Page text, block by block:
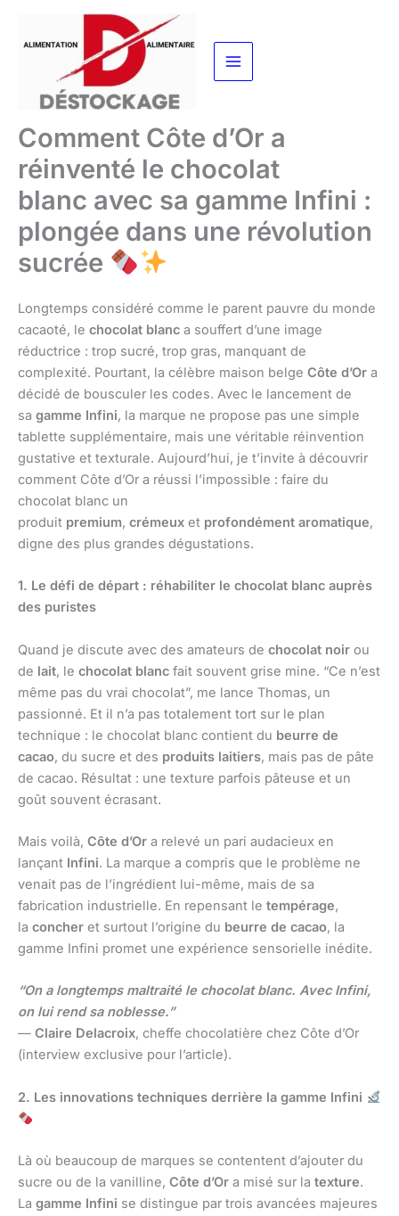
contenu
Comment Côte d’Or a
réinventé le chocolat
blanc avec sa gamme Infini :
plongée dans une révolution
sucrée
Longtemps considéré comme le parent pauvre du monde
cacaoté, le chocolat blanc a souffert d’une image
réductrice : trop sucré, trop gras, manquant de
complexité. Pourtant, la célèbre maison belge Côte d’Or a
décidé de bousculer les codes. Avec le lancement de
sa gamme Infini, la marque ne propose pas une simple
tablette supplémentaire, mais une véritable réinvention
gustative et texturale. Aujourd’hui, je t’invite à découvrir
comment Côte d’Or a réussi l’impossible : faire du
chocolat blanc un
produit premium, crémeux et profondément aromatique,
digne des plus grandes dégustations.
1. Le défi de départ : réhabiliter le chocolat blanc auprès
des puristes
Quand je discute avec des amateurs de chocolat noir ou
de lait, le chocolat blanc fait souvent grise mine. “Ce n’est
même pas du vrai chocolat”, me lance Thomas, un
passionné. Et il n’a pas totalement tort sur le plan
technique : le chocolat blanc contient du beurre de
cacao, du sucre et des produits laitiers, mais pas de pâte
de cacao. Résultat : une texture parfois pâteuse et un
goût souvent écrasant.
Mais voilà, Côte d’Or a relevé un pari audacieux en
lançant Infini. La marque a compris que le problème ne
venait pas de l’ingrédient lui-même, mais de sa
fabrication industrielle. En repensant le tempérage,
la concher et surtout l’origine du beurre de cacao, la
gamme Infini promet une expérience sensorielle inédite.
“On a longtemps maltraité le chocolat blanc. Avec Infini,
on lui rend sa noblesse.”
— Claire Delacroix, cheffe chocolatière chez Côte d’Or
(interview exclusive pour l’article).
2. Les innovations techniques derrière la gamme Infini
Là où beaucoup de marques se contentent d’ajouter du
sucre ou de la vanilline, Côte d’Or a misé sur la texture.
La gamme Infini se distingue par trois avancées majeures